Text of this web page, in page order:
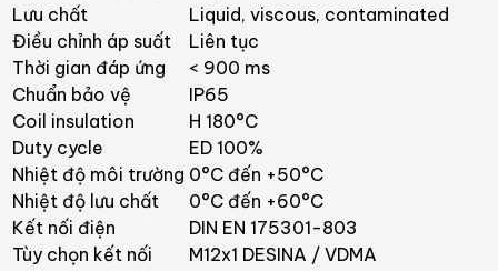
Lưu chất
Liquid, viscous, contaminated
Điều chỉnh áp suất
Liên tục
Thời gian đáp ứng
< 900 ms
Chuẩn bảo vệ
IP65
Coil insulation
H 180°C
Duty cycle
ED 100%
Nhiệt độ môi trường 0°C đến +50°C
Nhiệt độ lưu chất
0°C đến +60°C
Kết nối điện
DIN EN 175301-803
Tùy chọn kết nối
M12x1 DESINA / VDMA